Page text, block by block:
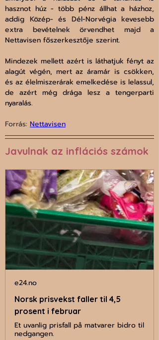
hasznot húz - több pénz állhat a házhoz,
addig Közép- és Dél-Norvégia kevesebb
extra bevételnek örvendhet majd a
Nettavisen főszerkesztője szerint.
Mindezek mellett azért is láthatjuk fényt az
alagút végén, mert az áramár is csökken,
és az élelmiszerárak emelkedése is lelassul,
de azért még drága lesz a tengerparti
nyaralás.
Forrás: Nettavisen
Javulnak az inflációs számok
e24.no
Norsk prisvekst faller til 4,5
prosent i februar
Et uvanlig prisfall på matvarer bidro til
nedgangen.